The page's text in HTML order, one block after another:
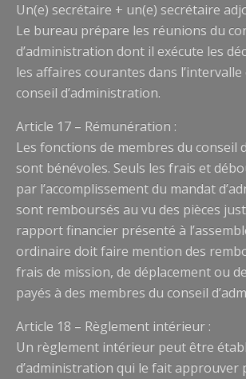
Un(e) secrétaire + un(e) secrétaire
Le bureau prépare les réunions du
d’administration dont il exécute les
les affaires courantes dans
conseil d’administration.
Article 17 – Rémunération :
Les fonctions de membres du conseil
sont bénévoles. Seuls les frais et
par l’accomplissement du mandat
sont remboursés au vu des pièces
rapport financier présenté à
ordinaire doit faire mention des
frais de mission, de déplacement ou
payés à des membres du conseil
Article 18 – Règlement intérieur :
Un règlement intérieur peut être
d’administration qui le fait approuver